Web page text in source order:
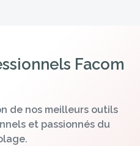
Facom
de nos meilleurs outils
et passionnés du